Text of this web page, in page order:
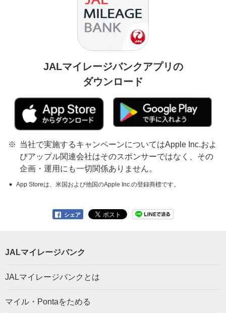
JALマイレージバンクアプリの
ダウンロード
当社で実施するキャンペーンについてはApple Inc.およ
びアップル関連会社はそのスポンサーではなく、その
企画・運用にも一切関係ありません。
App Storeは、米国および他国のApple Inc.の登録商標です。
シェア
JALマイレージバンク
JALマイレージバンクとは
マイル・Pontaをためる